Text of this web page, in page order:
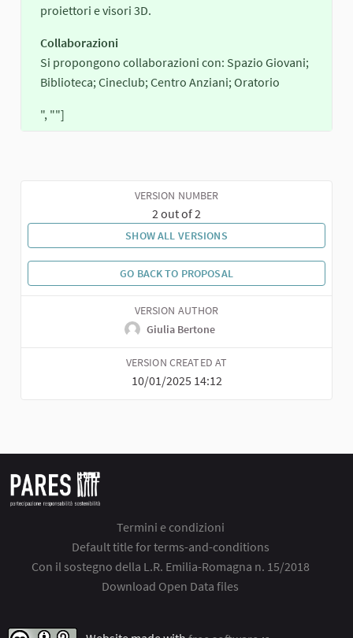
proiettori e visori 3D.
Collaborazioni
Si propongono collaborazioni con: Spazio Giovani;
Biblioteca; Cineclub; Centro Anziani; Oratorio
", ""]
VERSION NUMBER
2 out of 2
SHOW ALL VERSIONS
GO BACK TO PROPOSAL
VERSION AUTHOR
Giulia Bertone
VERSION CREATED AT
10/01/2025 14:12
Termini e condizioni
Default title for terms-and-conditions
Con il sostegno della L.R. Emilia-Romagna n. 15/2018
Download Open Data files